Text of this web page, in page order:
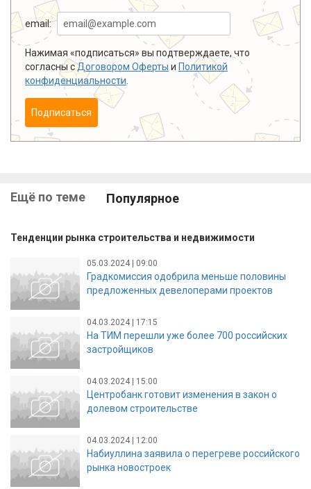
email:
Нажимая «подписаться» вы подтверждаете, что
согласны сДоговором Оферты и Политикой
конфиденциальности
Подписаться
Ещё по теме Популярное
Тенденции рынка строительства и недвижимости
05.03.2024 | 09:00
Градкомиссия одобрила меньше половины
предложенных девелоперами проектов
04.03.2024 | 17:15
На ТИМ перешли уже более 700 российских
застройщиков
04.03.2024 | 15:00
Центробанк готовит изменения в закон о
долевом строительстве
04.03.2024 | 12:00
Набиуллина заявила о перегреве российского
рынка новостроек